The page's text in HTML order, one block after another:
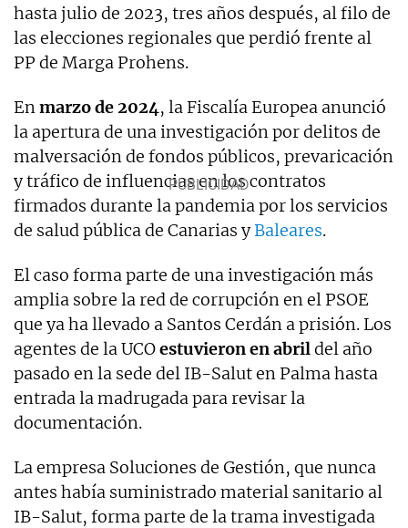
hasta julio de 2023, tres años después, al filo de
las elecciones regionales que perdió frente al
PP de Marga Prohens.
Enmarzo de 2024, la Fiscalía Europea anunció
la apertura de una investigación por delitos de
malversación de fondos públicos, prevaricación
y tráfico de influencias en los contratos
firmados durante la pandemia por los servicios
de salud pública de Canarias yBaleares.
El caso forma parte de una investigación más
amplia sobre la red de corrupción en el PSOE
que ya ha llevado a Santos Cerdán a prisión. Los
agentes de la UCOestuvieron en abrildel año
pasado en la sede del IB-Salut en Palma hasta
entrada la madrugada para revisar la
documentación.
La empresa Soluciones de Gestión, que nunca
antes había suministrado material sanitario al
IB-Salut, forma parte de la trama investigada